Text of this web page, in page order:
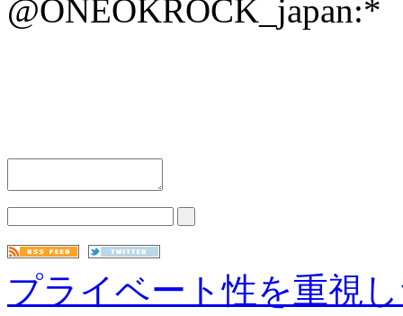
@ONEOKROCK_japan:*
プライベート性を重視